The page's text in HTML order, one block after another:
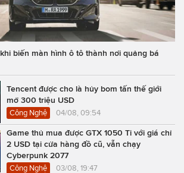
biến màn hình ô tô thành nơi quảng bá
Tencent được cho là hủy bom tấn thế giới
mở 300 triệu USD
Công Nghệ 04/08, 09:54
Game thủ mua được GTX 1050 Ti với giá chỉ
2 USD tại cửa hàng đồ cũ, vẫn chạy
Cyberpunk 2077
Công Nghệ 03/08, 19:47